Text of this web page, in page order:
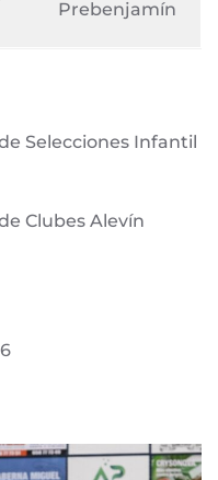
Prebenjamín
Selecciones Infantil
Clubes Alevín